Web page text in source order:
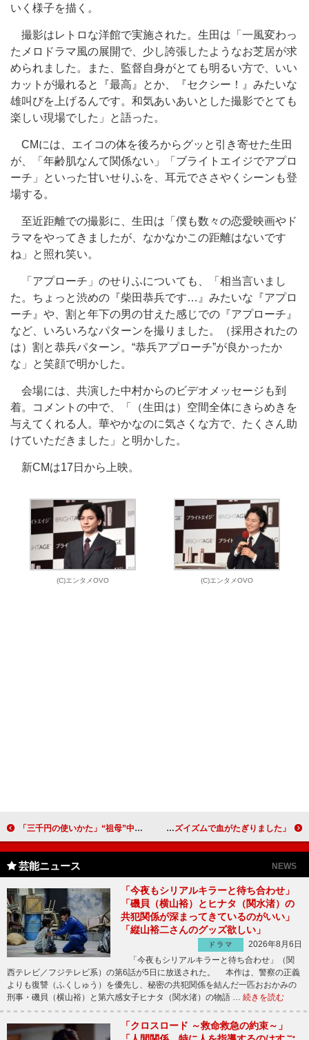
いく様子を描く。
撮影はレトロな洋館で実施された。生田は「一風変わっ
たメロドラマ風の展開で、少し誇張したようなお芝居が求
められました。また、監督自身がとても明るい方で、いい
カットが撮れると『最高』とか、『セクシー！』みたいな
雄叫びを上げるんです。和気あいあいとした撮影でとても
楽しい現場でした」と語った。
CMには、エイコの体を後ろからグッと引き寄せた生田
が、「年齢肌なんて関係ない」「ブライトエイジでアプロ
ーチ」といった甘いせりふを、耳元でささやくシーンも登
場する。
至近距離での撮影に、生田は「僕も数々の恋愛映画やド
ラマをやってきましたが、なかなかこの距離はないです
ね」と照れ笑い。
「アプローチ」のせりふについても、「相当言いまし
た。ちょっと渋めの『柴田恭兵です…』みたいな『アプロ
ーチ』や、割と年下の男の甘えた感じでの『アプローチ』
など、いろいろなパターンを撮りました。（採用されたの
は）割と恭兵パターン。“恭兵アプローチ”が良かったか
な」と笑顔で明かした。
会場には、共演した中村からのビデオメッセージも到
着。コメントの中で、「（生田は）空間全体にきらめきを
与えてくれる人。華やかなのに気さくな方で、たくさん助
けていただきました」と明かした。
新CMは17日から上映。
(C)エンタメOVO (C)エンタメOVO
「三千円の使いかた」“祖母”中尾ミエの就職活動に称賛の声 「77歳で再就職のおばあちゃんはすごい」 堂本光一「SHOCK」２作同時上演に「しっかり一つの作品として届けたい」 佐藤勝利「ジャニーズイズムで血がたぎりました」
芸能ニュース NEWS
「今夜もシリアルキラーと待ち合わせ」
「磯貝（横山裕）とヒナタ（関水渚）の
共犯関係が深まってきているのがいい」
「縦山裕二さんのグッズ欲しい」
ドラマ
2026年8月6日
「今夜もシリアルキラーと待ち合わせ」（関
西テレビ／フジテレビ系）の第6話が5日に放送された。 本作は、警察の正義
よりも復讐（ふくしゅう）を優先し、秘密の共犯関係を結んだ一匹おおかみの
刑事・磯貝（横山裕）と第六感女子ヒナタ（関水渚）の物語 … 続きを読む
「クロスロード ～救命救急の約束～」